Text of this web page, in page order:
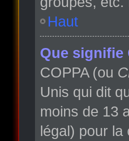
Haut
Que signifie
COPPA (ou
Unis qui dit
moins de 13
légal) pour la